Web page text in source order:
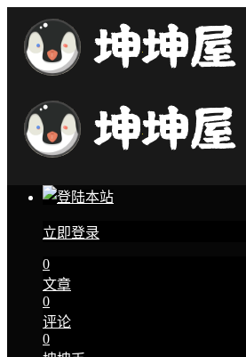
立即登录
0
文章
0
评论
0